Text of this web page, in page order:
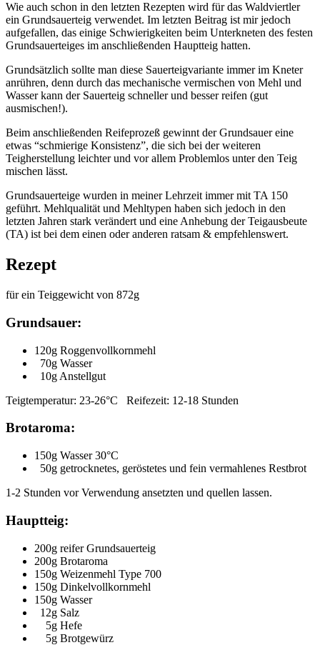
Wie auch schon in den letzten Rezepten wird für das Waldviertler
ein Grundsauerteig verwendet. Im letzten Beitrag ist mir jedoch
aufgefallen, das einige Schwierigkeiten beim Unterkneten des festen
Grundsauerteiges im anschließenden Hauptteig hatten.
Grundsätzlich sollte man diese Sauerteigvariante immer im Kneter
anrühren, denn durch das mechanische vermischen von Mehl und
Wasser kann der Sauerteig schneller und besser reifen (gut
ausmischen!).
Beim anschließenden Reifeprozeß gewinnt der Grundsauer eine
etwas “schmierige Konsistenz”, die sich bei der weiteren
Teigherstellung leichter und vor allem Problemlos unter den Teig
mischen lässt.
Grundsauerteige wurden in meiner Lehrzeit immer mit TA 150
geführt. Mehlqualität und Mehltypen haben sich jedoch in den
letzten Jahren stark verändert und eine Anhebung der Teigausbeute
(TA) ist bei dem einen oder anderen ratsam & empfehlenswert.
Rezept
für ein Teiggewicht von 872g
Grundsauer:
120g Roggenvollkornmehl
70g Wasser
10g Anstellgut
Teigtemperatur: 23-26°C Reifezeit: 12-18 Stunden
Brotaroma:
150g Wasser 30°C
50g getrocknetes, geröstetes und fein vermahlenes Restbrot
1-2 Stunden vor Verwendung ansetzten und quellen lassen.
Hauptteig:
200g reifer Grundsauerteig
200g Brotaroma
150g Weizenmehl Type 700
150g Dinkelvollkornmehl
150g Wasser
12g Salz
5g Hefe
5g Brotgewürz